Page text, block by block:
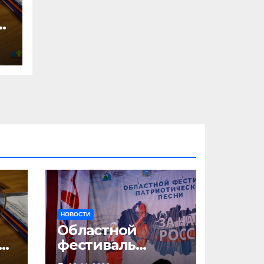
НОВОСТИ
Областной
фестиваль
патриотической